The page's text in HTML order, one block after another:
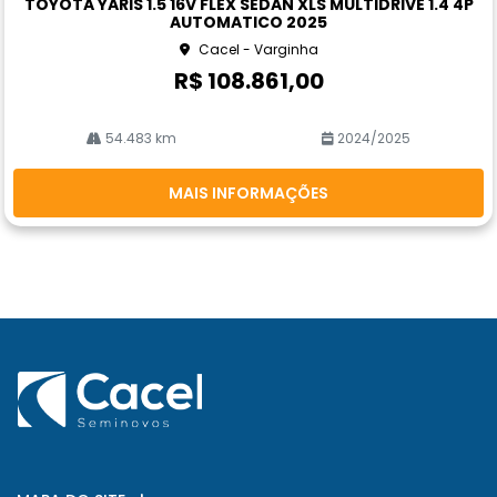
rtil
AUTOMATICO 2025
Cacel - Varginha
R$ 108.861,00
54.483 km 2024/2025
MAIS INFORMAÇÕES